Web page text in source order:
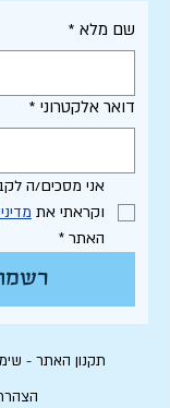
שם מלא *
דואר אלקטרוני *
וקראתי את
האתר *
תקנון האתר -